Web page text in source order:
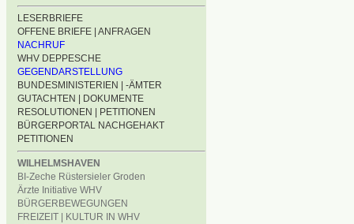
LESERBRIEFE
OFFENE BRIEFE | ANFRAGEN
NACHRUF
WHV DEPPESCHE
GEGENDARSTELLUNG
BUNDESMINISTERIEN | -ÄMTER
GUTACHTEN | DOKUMENTE
RESOLUTIONEN | PETITIONEN
BÜRGERPORTAL NACHGEHAKT
PETITIONEN
WILHELMSHAVEN
BI-Zeche Rüstersieler Groden
Ärzte Initiative WHV
BÜRGERBEWEGUNGEN
FREIZEIT | KULTUR IN WHV